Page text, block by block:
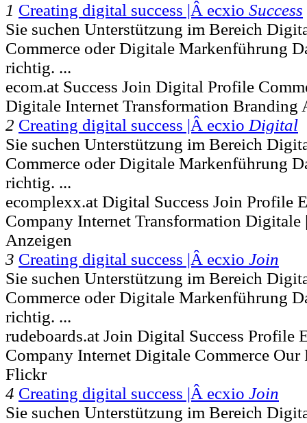
1 Creating digital success |Â ecxio Success
Sie suchen Unterstützung im Bereich
Commerce oder Digitale Markenführung
richtig. ...
ecom.at Success Join Digital Profile
Digitale Internet Transformation Branding
2 Creating digital success |Â ecxio Digital
Sie suchen Unterstützung im Bereich
Commerce oder Digitale Markenführung
richtig. ...
ecomplexx.at Digital Success Join Profile
Company Internet Transformation
Anzeigen
3 Creating digital success |Â ecxio Join
Sie suchen Unterstützung im Bereich
Commerce oder Digitale Markenführung
richtig. ...
rudeboards.at Join Digital Success Profile
Company Internet Digitale Commerce
Flickr
4 Creating digital success |Â ecxio Join
Sie suchen Unterstützung im Bereich